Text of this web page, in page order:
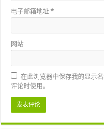
电子邮箱地址*
网站
在此浏览器中保存我的显示
评论时使用。